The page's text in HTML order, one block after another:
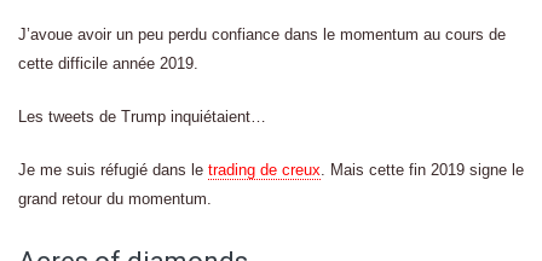
J’avoue avoir un peu perdu confiance dans le momentum au cours de
cette difficile année 2019.
Les tweets de Trump inquiétaient…
Je me suis réfugié dans le trading de creux. Mais cette fin 2019 signe le
grand retour du momentum.